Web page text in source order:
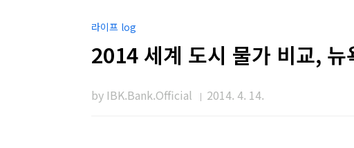
라이프 log
2014 세계 도시 물가 비교,
by IBK.Bank.Official 2014. 4. 14.